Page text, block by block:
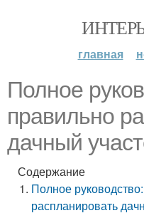
главная
Полное
правильно
дачный
Содержание
Полное
распланировать